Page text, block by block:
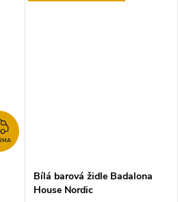
ZDARMA
Bílá barová židle Badalona
House Nordic